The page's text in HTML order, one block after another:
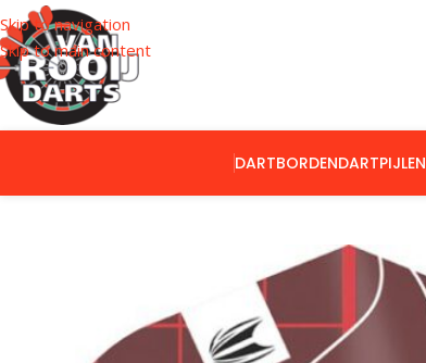
Skip to navigation
Skip to main content
DARTBORDENDARTPIJLEN